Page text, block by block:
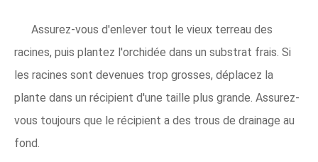
Assurez-vous d'enlever tout le vieux terreau des
racines, puis plantez l'orchidée dans un substrat frais. Si
les racines sont devenues trop grosses, déplacez la
plante dans un récipient d'une taille plus grande. Assurez-
vous toujours que le récipient a des trous de drainage au
fond.